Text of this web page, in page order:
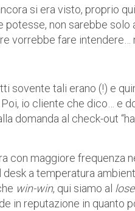
si era visto, proprio
potesse, non sarebbe
vorrebbe fare intendere…
sovente tali erano (!) e
io cliente che dico… e
domanda al check-out
con maggiore frequenza
a temperatura
win-win, qui siamo al
in reputazione in quanto